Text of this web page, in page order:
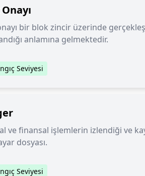
bir blok zincir üzerinde
anlamına gelmektedir.
Seviyesi
ve finansal işlemlerin izlendiği ve
dosyası.
Seviyesi